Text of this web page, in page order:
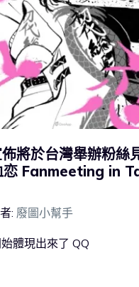
將於台灣舉辦粉絲
恋 Fanmeeting in
: 廢圖小幫手
體現出來了 QQ